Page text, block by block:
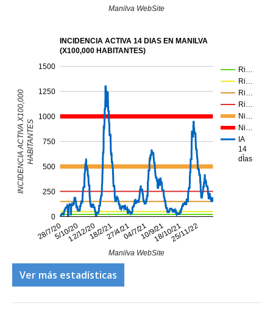
Manilva WebSite
INCIDENCIA ACTIVA 14 DIAS EN MANILVA
(X100,000 HABITANTES)
Ri…
Ri…
Ri…
Ri…
Ni…
Ni…
IA
14
dÌas
28/7/205/10/2012/12/2018/2/2127/4/2104/7/2110/9/2118/10/2125/11/22
0
250
500
750
1000
1250
1500
Manilva WebSite
INCIDENCIA ACTIVA X100,000HABITANTES
Ver más estadísticas